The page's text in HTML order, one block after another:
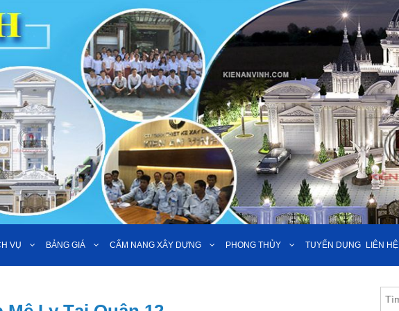
VỤ BẢNG GIÁ CẨM NANG XÂY DỰNG PHONG THỦY TUYỂN DỤNG LIÊN HỆ